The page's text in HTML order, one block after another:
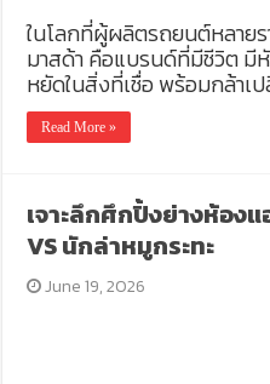
ในโลกที่ผู้ผลิตรถยนต์หลาย
มาสด้า คือแบรนด์ที่มีชีวิต มีหั
หยัดในสิ่งที่เชื่อ พร้อมกล้าเ
Read More »
เจาะลึกศึกปิ้งย่างห้อง
VS นักล่าหมูกระทะ
June 19, 2026